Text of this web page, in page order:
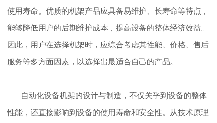
使用寿命。优质的机架产品应具备易维护、长寿命等特点，
能够降低用户的后期维护成本，提高设备的整体经济效益。
因此，用户在选择机架时，应综合考虑其性能、价格、售后
服务等多方面因素，以选择出最适合自己的产品。
自动化设备机架的设计与制造，不仅关乎到设备的整体
性能，还直接影响到设备的使用寿命和安全性。 从技术原理